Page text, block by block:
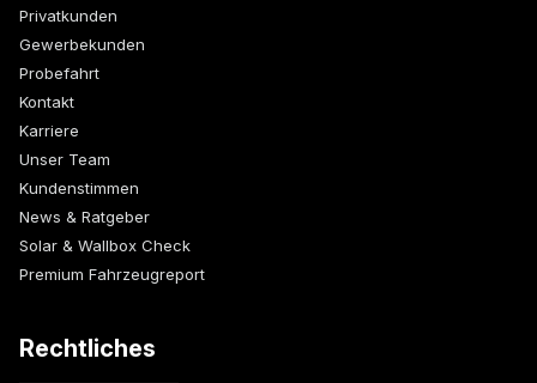
Privatkunden
Gewerbekunden
Probefahrt
Kontakt
Karriere
Unser Team
Kundenstimmen
News & Ratgeber
Solar & Wallbox Check
Premium Fahrzeugreport
Rechtliches